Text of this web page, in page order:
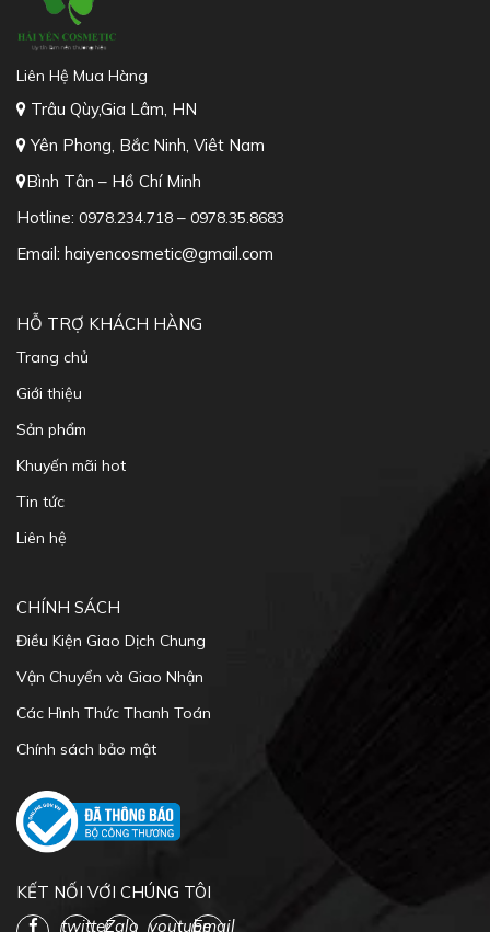
Liên Hệ Mua Hàng
Trâu Qùy,Gia Lâm, HN
Yên Phong, Bắc Ninh, Viêt Nam
Bình Tân – Hồ Chí Minh
Hotline: 0978.234.718 – 0978.35.8683
Email: haiyencosmetic@gmail.com
HỖ TRỢ KHÁCH HÀNG
Trang chủ
Giới thiệu
Sản phẩm
Khuyến mãi hot
Tin tức
Liên hệ
CHÍNH SÁCH
Điều Kiện Giao Dịch Chung
Vận Chuyển và Giao Nhận
Các Hình Thức Thanh Toán
Chính sách bảo mật
KẾT NỐI VỚI CHÚNG TÔI
twitterZalo youtubeEmail